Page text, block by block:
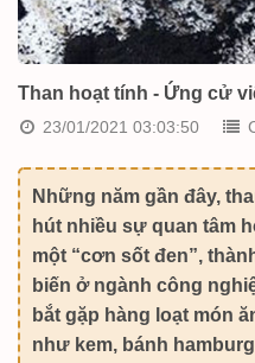
Than hoạt tính - Ứng cử
23/01/2021 03:03:50
Những năm gần đây,
hút nhiều sự quan tâm
một “cơn sốt đen”,
biến ở ngành công
bắt gặp hàng loạt món
như kem, bánh